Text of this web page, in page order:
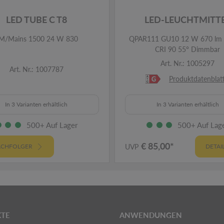
LED TUBE C T8
Mains 1500 24 W 830
Art. Nr.: 1007787
In 3 Varianten erhältlich
500+ Auf Lager
LED-
QPAR111 GU10 12 W 670
CRI 90 55° Dimmbar
Art. Nr.: 1005297
In 3 Varianten erhältlich
500+ Auf
UVP € 85,00*
ANWENDUNGEN